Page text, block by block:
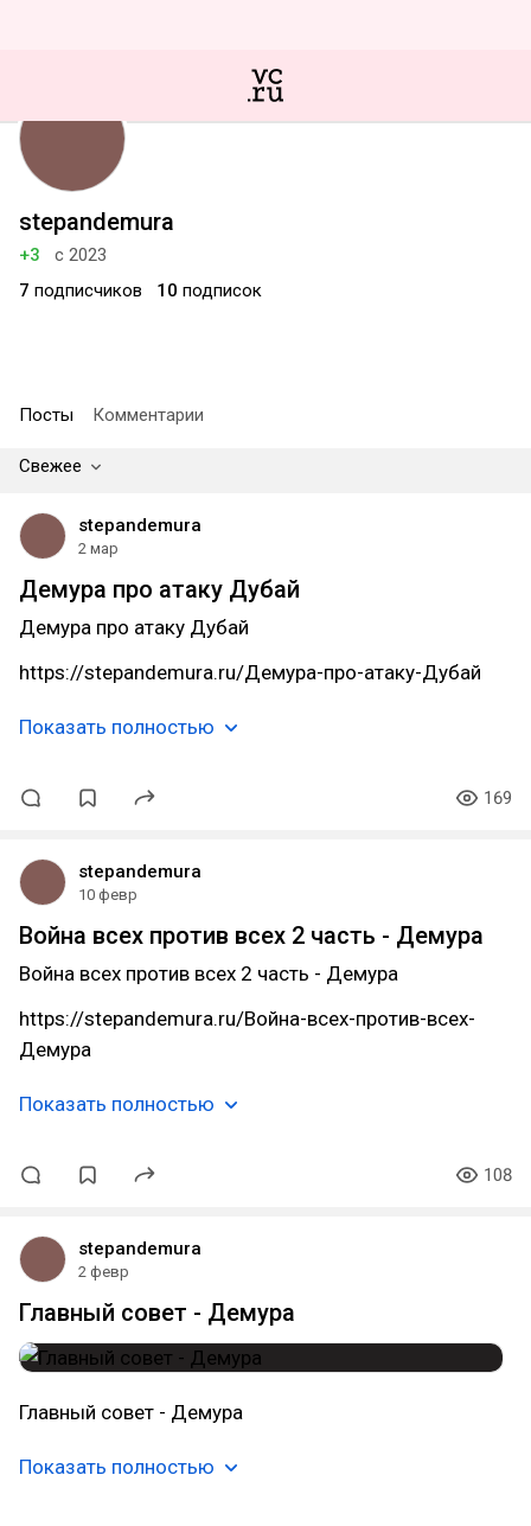
stepandemura
+3
с 2023
7 подписчиков 10 подписок
Посты Комментарии
Свежее
stepandemura
2 мар
Демура про атаку Дубай
Демура про атаку Дубай
https://stepandemura.ru/Демура-про-атаку-Дубай
Показать полностью
169
stepandemura
10 февр
Война всех против всех 2 часть - Демура
Война всех против всех 2 часть - Демура
https://stepandemura.ru/Война-всех-против-всех-
Демура
Показать полностью
108
stepandemura
2 февр
Главный совет - Демура
Главный совет - Демура
Показать полностью